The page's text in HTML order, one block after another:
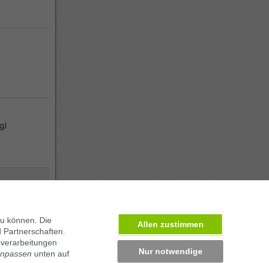
können. Die
unten auf
Allen zustimmen
Nur notwendige